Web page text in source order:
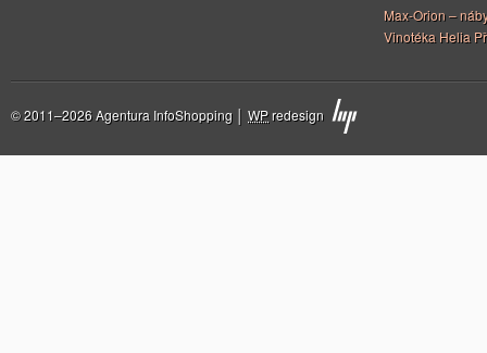
Max-Orion –
Vinotéka Helia
© 2011–2026 Agentura InfoShopping │ WPredesign